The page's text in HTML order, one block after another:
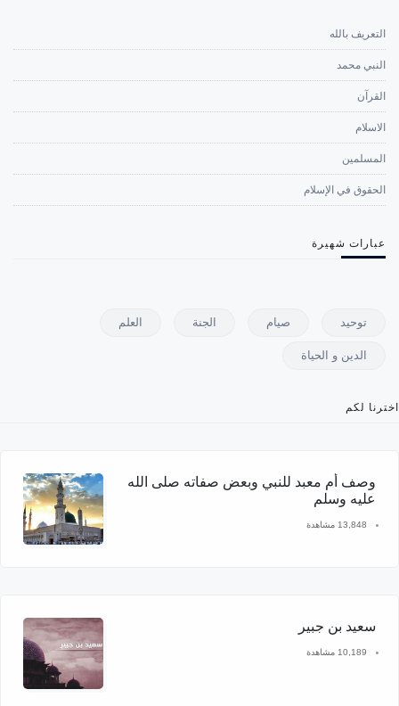
التعريف بالله
النبي محمد
القرآن
الاسلام
المسلمين
الحقوق في الإسلام
عبارات شهيرة
توحيد صيام الجنة العلم
الدين و الحياة
اخترنا لكم
وصف أم معبد للنبي وبعض صفاته صلى الله
عليه وسلم
13,848 مشاهدة
سعيد بن جبير
10,189 مشاهدة